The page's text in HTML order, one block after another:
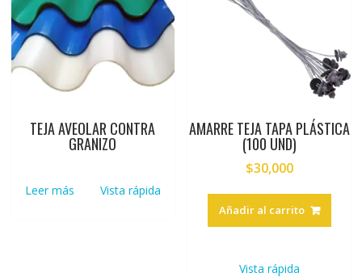
TEJA AVEOLAR CONTRA
GRANIZO
Leer más Vista rápida
AMARRE TEJA TAPA PLÁSTICA
(100 UND)
$30,000
Añadir al carrito
Vista rápida